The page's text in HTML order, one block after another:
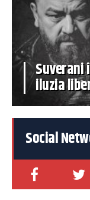
Suverani
iluzia
Social